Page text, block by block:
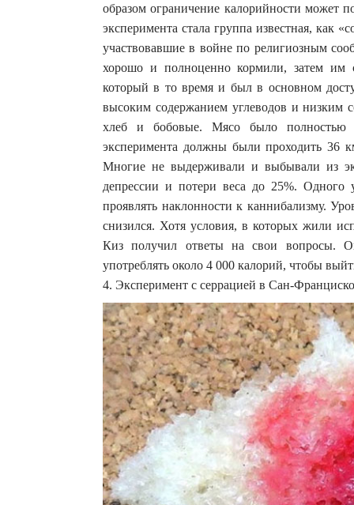
образом ограничение калорийности может
эксперимента стала группа известная, как
участвовавшие в войне по религиозным
хорошо и полноценно кормили, затем им
который в то время и был в основном
высоким содержанием углеводов и низким
хлеб и бобовые. Мясо было полностью
эксперимента должны были проходить 36
Многие не выдерживали и выбывали из
депрессии и потери веса до 25%. Одного
проявлять наклонности к каннибализму.
снизился. Хотя условия, в которых жили
Киз получил ответы на свои вопросы.
употреблять около 4 000 калорий, чтобы
4. Эксперимент с серрацией в Сан-Франциско